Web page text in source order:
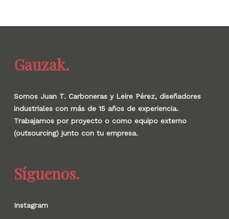
Gauzak.
Somos Juan T. Carboneras y Leire Pérez, diseñadores
industriales con más de 15 años de experiencia.
Trabajamos por proyecto o como equipo externo
(outsourcing) junto con tu empresa.
Síguenos.
Instagram